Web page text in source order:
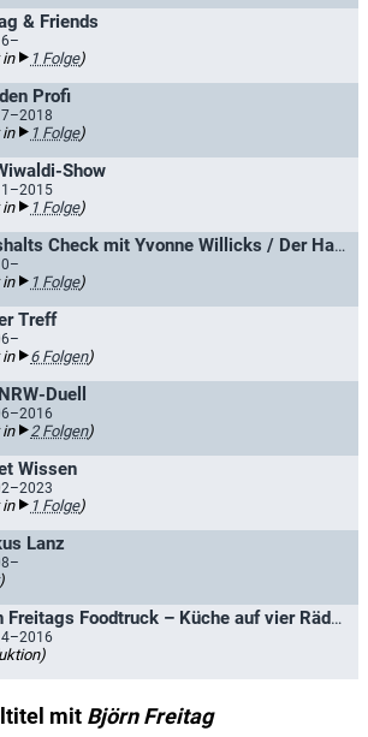
& Friends
in 1 Folge)
Profi
in 1 Folge)
Show
in 1 Folge)
Haushalts Check mit Yvonne Willicks / Der Haushalts-Check mit Yvonne Willicks
in 1 Folge)
Treff
in 6 Folgen)
Duell
in 2 Folgen)
Wissen
in 1 Folge)
Lanz
Björn Freitags Foodtruck – Küche auf vier Rädern
mit Björn Freitag